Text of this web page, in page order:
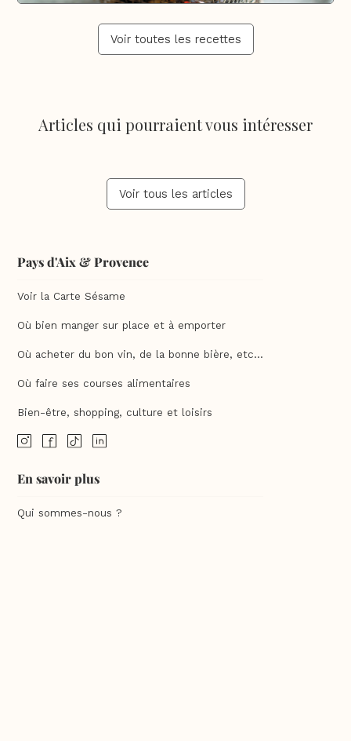
Voir toutes les recettes
Articles qui pourraient vous intéresser
Voir tous les articles
Pays d'Aix & Provence
Voir la Carte Sésame
Où bien manger sur place et à emporter
Où acheter du bon vin, de la bonne bière, etc...
Où faire ses courses alimentaires
Bien-être, shopping, culture et loisirs
En savoir plus
Qui sommes-nous ?